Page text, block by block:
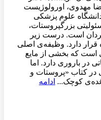
مهدوی، اورولوژیست
علوم پزشکی
بزرگپروستات،
است. درست زیر
قرار دارد. وظیفه‌ی اصلی
است که بخشی از مایع
در باروری دارد. اما
در کتاب «پروستات و
غده‌ی کوچک... ادامه